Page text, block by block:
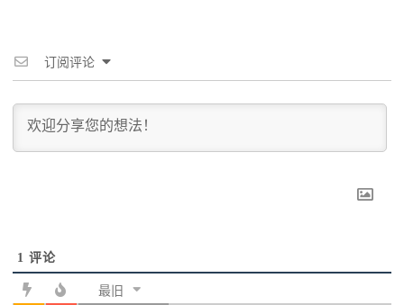
订阅评论
1 评论
最旧